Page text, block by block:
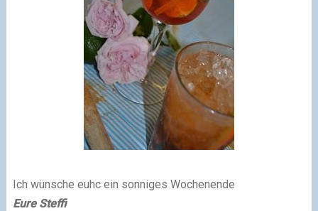
Ich wünsche euhc ein sonniges Wochenende
Eure Steffi